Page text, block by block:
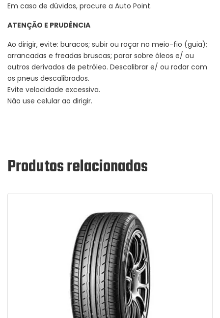
Em caso de dúvidas, procure a Auto Point.
ATENÇÃO E PRUDÊNCIA
Ao dirigir, evite: buracos; subir ou roçar no meio-fio (guia);
arrancadas e freadas bruscas; parar sobre óleos e/ ou
outros derivados de petróleo. Descalibrar e/ ou rodar com
os pneus descalibrados.
Evite velocidade excessiva.
Não use celular ao dirigir.
Produtos relacionados